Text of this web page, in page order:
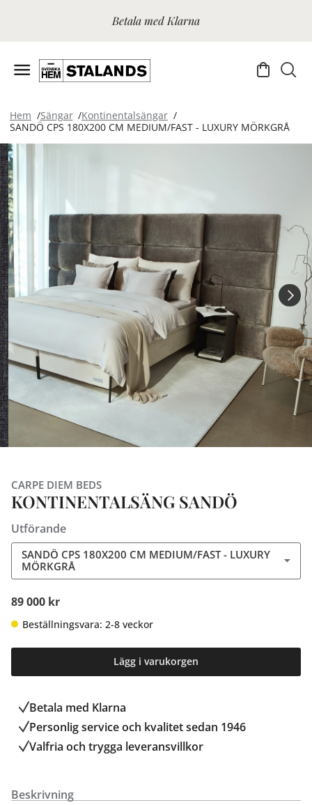
Betala med Klarna
Hem Sängar
Kontinentalsängar
SANDÖ CPS 180X200 CM MEDIUM/FAST - LUXURY MÖRKGRÅ
CARPE DIEM BEDS
KONTINENTALSÄNG SANDÖ
Utförande
SANDÖ CPS 180X200 CM MEDIUM/FAST - LUXURY
MÖRKGRÅ
89 000 kr
Beställningsvara: 2-8 veckor
Lägg i varukorgen
Betala med Klarna
Personlig service och kvalitet sedan 1946
Valfria och trygga leveransvillkor
Beskrivning